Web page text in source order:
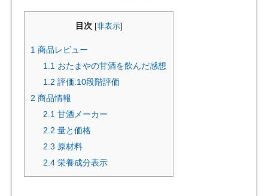
目次 非表示]
1 商品レビュー
1.1 おたまやの甘酒を飲んだ感想
1.2 評価:10段階評価
2 商品情報
2.1 甘酒メーカー
2.2 量と価格
2.3 原材料
2.4 栄養成分表示